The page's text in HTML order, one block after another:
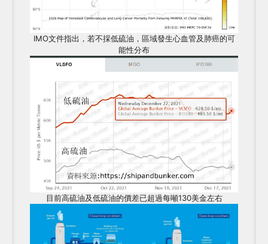
IMO文件指出，若不採低硫油，區域發生心血管及肺癌的可
能性分布
目前高硫油及低硫油的價差已超過每噸130美金左右